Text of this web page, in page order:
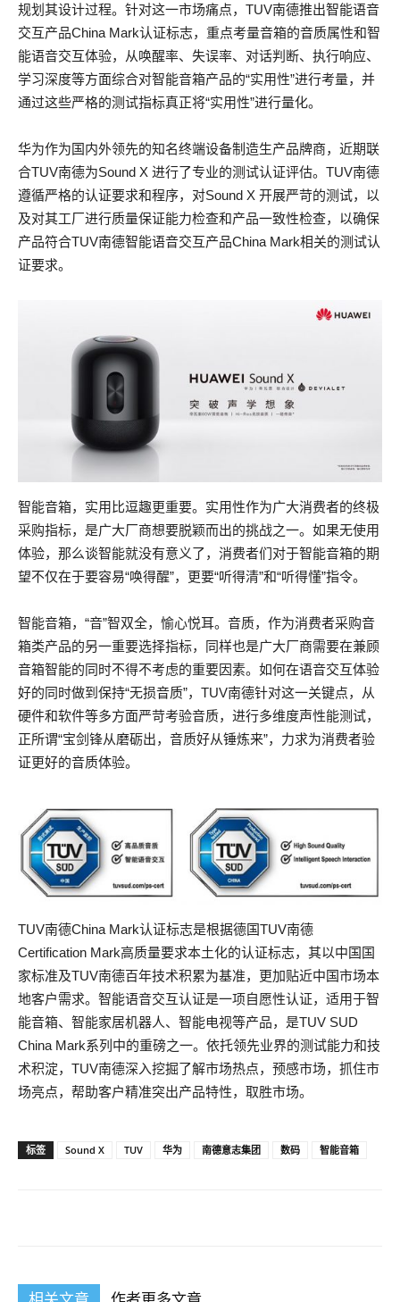
规划其设计过程。针对这一市场痛点，TUV南德推出智能语音
交互产品China Mark认证标志，重点考量音箱的音质属性和智
能语音交互体验，从唤醒率、失误率、对话判断、执行响应、
学习深度等方面综合对智能音箱产品的“实用性”进行考量，并
通过这些严格的测试指标真正将“实用性”进行量化。
华为作为国内外领先的知名终端设备制造生产品牌商，近期联
合TUV南德为Sound X 进行了专业的测试认证评估。TUV南德
遵循严格的认证要求和程序，对Sound X 开展严苛的测试，以
及对其工厂进行质量保证能力检查和产品一致性检查，以确保
产品符合TUV南德智能语音交互产品China Mark相关的测试认
证要求。
智能音箱，实用比逗趣更重要。实用性作为广大消费者的终极
采购指标，是广大厂商想要脱颖而出的挑战之一。如果无使用
体验，那么谈智能就没有意义了，消费者们对于智能音箱的期
望不仅在于要容易“唤得醒”，更要“听得清”和“听得懂”指令。
智能音箱，“音”智双全，愉心悦耳。音质，作为消费者采购音
箱类产品的另一重要选择指标，同样也是广大厂商需要在兼顾
音箱智能的同时不得不考虑的重要因素。如何在语音交互体验
好的同时做到保持“无损音质”，TUV南德针对这一关键点，从
硬件和软件等多方面严苛考验音质，进行多维度声性能测试，
正所谓“宝剑锋从磨砺出，音质好从锤炼来”，力求为消费者验
证更好的音质体验。
TUV南德China Mark认证标志是根据德国TUV南德
Certification Mark高质量要求本土化的认证标志，其以中国国
家标准及TUV南德百年技术积累为基准，更加贴近中国市场本
地客户需求。智能语音交互认证是一项自愿性认证，适用于智
能音箱、智能家居机器人、智能电视等产品，是TUV SUD
China Mark系列中的重磅之一。依托领先业界的测试能力和技
术积淀，TUV南德深入挖掘了解市场热点，预感市场，抓住市
场亮点，帮助客户精准突出产品特性，取胜市场。
标签 Sound X TUV 华为 南德意志集团 数码 智能音箱